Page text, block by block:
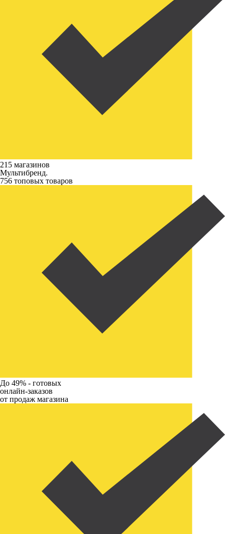
215 магазинов
Мультибренд.
756 топовых товаров
До 49% - готовых
онлайн-заказов
от продаж магазина